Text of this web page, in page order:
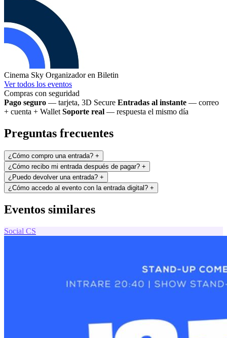
Cinema Sky Organizador en Biletin
Ver todos los eventos
Compras con seguridad
Pago seguro — tarjeta, 3D Secure Entradas al instante — correo
+ cuenta + Wallet Soporte real — respuesta el mismo día
Preguntas frecuentes
¿Cómo compro una entrada? +
¿Cómo recibo mi entrada después de pagar? +
¿Puedo devolver una entrada? +
¿Cómo accedo al evento con la entrada digital? +
Eventos similares
Social CS